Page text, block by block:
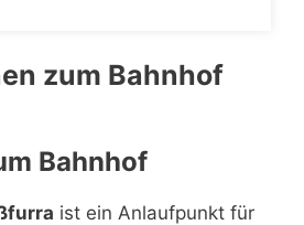
zum Bahnhof
Bahnhof
ist ein Anlaufpunkt für